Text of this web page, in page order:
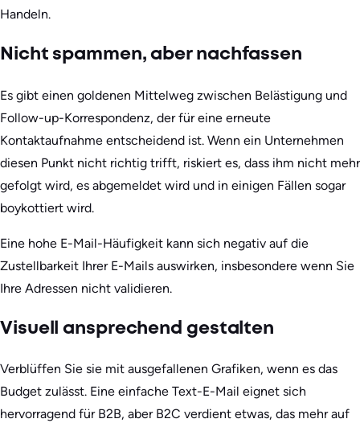
Handeln.
Nicht spammen, aber nachfassen
Es gibt einen goldenen Mittelweg zwischen Belästigung und
Follow-up-Korrespondenz, der für eine erneute
Kontaktaufnahme entscheidend ist. Wenn ein Unternehmen
diesen Punkt nicht richtig trifft, riskiert es, dass ihm nicht mehr
gefolgt wird, es abgemeldet wird und in einigen Fällen sogar
boykottiert wird.
Eine hohe E-Mail-Häufigkeit kann sich negativ auf die
Zustellbarkeit Ihrer E-Mails auswirken, insbesondere wenn Sie
Ihre Adressen nicht validieren.
Visuell ansprechend gestalten
Verblüffen Sie sie mit ausgefallenen Grafiken, wenn es das
Budget zulässt. Eine einfache Text-E-Mail eignet sich
hervorragend für B2B, aber B2C verdient etwas, das mehr auf